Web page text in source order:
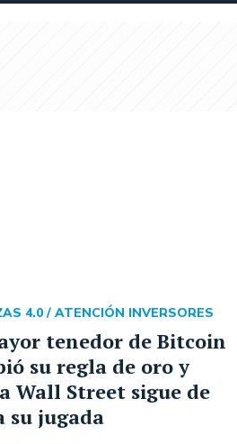
tenedor de Bitcoin
su regla de oro y
Wall Street sigue de
su jugada
4.0 / ATENCIÓN INVERSORES